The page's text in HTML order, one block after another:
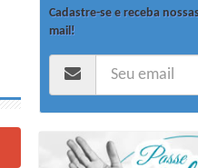
Cadastre-se e receba
mail!